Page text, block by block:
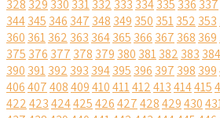
328 329 330 331332 333 334335 336 337
344345 346 347 348 349 350 351352 353
360 361362 363 364365 366 367 368 369
375 376 377 378 379 380 381382 383 384
390 391392 393 394395 396 397 398 399
406407408409410411412413414415
422423424425426427428429430